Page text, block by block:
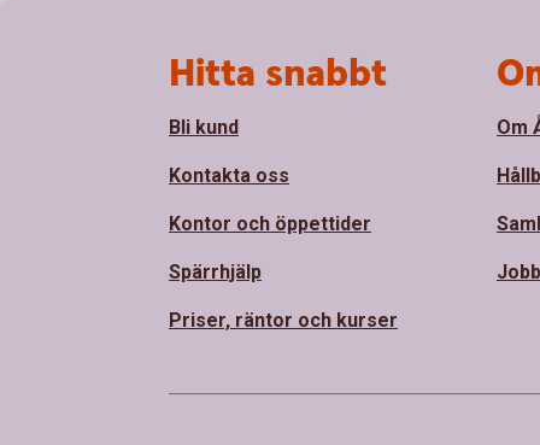
Hitta snabbt
Bli kund
Kontakta oss
Kontor och öppettider
Spärrhjälp
Priser, räntor och kurser
Om